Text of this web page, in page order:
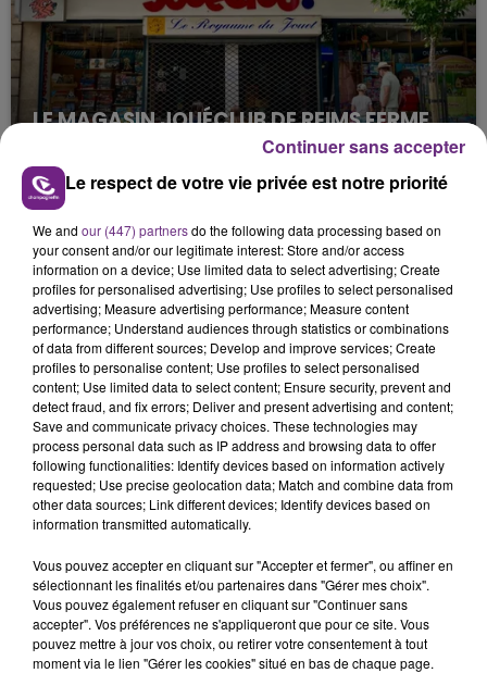
LE MAGASIN JOUÉCLUB DE REIMS FERME
C'était l'une des institutions du centre-ville
rémois. Le magasin JouéClub est contraint de
fermer ses portes.
TITRES DIFFUSÉS
6h40
6h40
BRUNO MARS
6h37
6h37
6h32
6h32 6h28
6h28
Le respect de votre vie privée est notre priorité
We and our (447) partnersdo the following data processing based on
your consent and/or our legitimate interest: Store and/or access
information on a device; Use limited data to select advertising; Create
profiles for personalised advertising; Use profiles to select personalised
advertising; Measure advertising performance; Measure content
performance; Understand audiences through statistics or combinations
of data from different sources; Develop and improve services; Create
profiles to personalise content; Use profiles to select personalised
content; Use limited data to select content; Ensure security, prevent and
detect fraud, and fix errors; Deliver and present advertising and content;
Save and communicate privacy choices. These technologies may
process personal data such as IP address and browsing data to offer
following functionalities: Identify devices based on information actively
requested; Use precise geolocation data; Match and combine data from
other data sources; Link different devices; Identify devices based on
information transmitted automatically.
Vous pouvez accepter en cliquant sur "Accepter et fermer", ou affiner en
sélectionnant les finalités et/ou partenaires dans "Gérer mes choix".
Vous pouvez également refuser en cliquant sur "Continuer sans
accepter". Vos préférences ne s'appliqueront que pour ce site. Vous
pouvez mettre à jour vos choix, ou retirer votre consentement à tout
moment via le lien "Gérer les cookies" situé en bas de chaque page.
Continuer sans accepter